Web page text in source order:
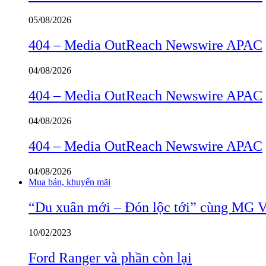
05/08/2026
404 – Media OutReach Newswire APAC
04/08/2026
404 – Media OutReach Newswire APAC
04/08/2026
404 – Media OutReach Newswire APAC
04/08/2026
Mua bán, khuyến mãi
“Du xuân mới – Đón lộc tới” cùng MG
10/02/2023
Ford Ranger và phần còn lại